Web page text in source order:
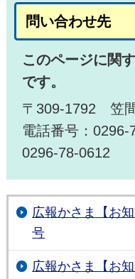
問い合わせ先
このページに関
です。
〒309-1792 笠
電話番号：
0296-78-0612
広報かさま【お
号
広報かさま【お